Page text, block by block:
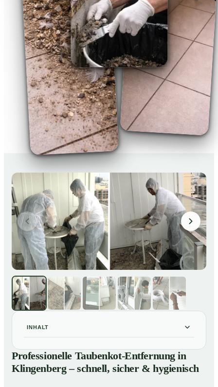
INHALT
01 Professionelle Taubenkot-Entfernung in Klingenberg –
schnell, sicher & hygienisch
Warum professionelle Taubenkot-Entfernung in
Professionelle Taubenkot-Entfernung in
Klingenberg – schnell, sicher & hygienisch